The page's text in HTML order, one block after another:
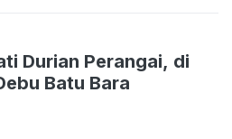
Durian Perangai, di
Batu Bara